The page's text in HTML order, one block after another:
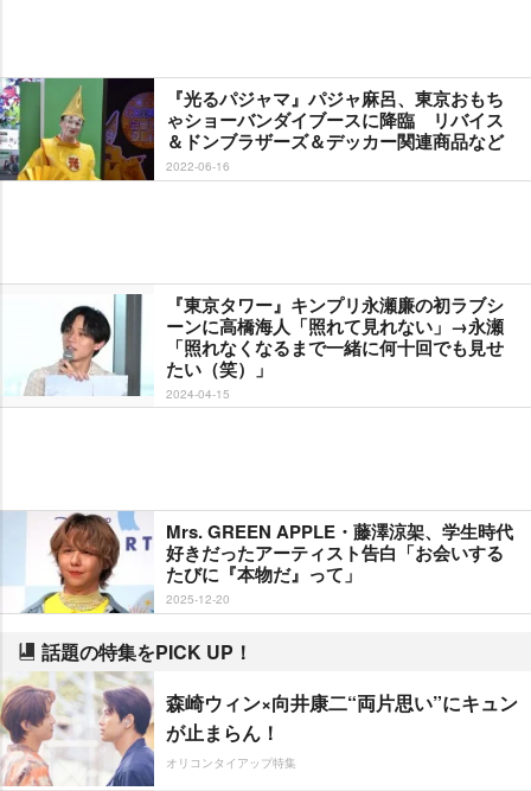
『光るパジャマ』パジャ麻呂、東京おもち
ゃショーバンダイブースに降臨 リバイス
＆ドンブラザーズ＆デッカー関連商品など
2022-06-16
『東京タワー』キンプリ永瀬廉の初ラブシ
ーンに高橋海人「照れて見れない」→永瀬
「照れなくなるまで一緒に何十回でも見せ
たい（笑）」
2024-04-15
Mrs. GREEN APPLE・藤澤涼架、学生時代
好きだったアーティスト告白「お会いする
たびに『本物だ』って」
2025-12-20
話題の特集をPICK UP！
森崎ウィン×向井康二“両片思い”にキュン
が止まらん！
オリコンタイアップ特集